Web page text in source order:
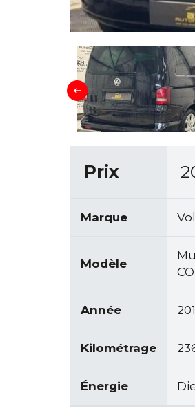
Prix
Marque
Modèle
Année
Kilométrage
Énergie